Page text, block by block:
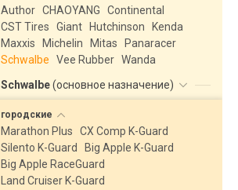
Author CHAOYANG
Continental
CST Tires
Giant Hutchinson
Kenda
Maxxis
Michelin Mitas
Panaracer
Schwalbe
Vee Rubber Wanda
Schwalbe(основное назначение)
городские
Marathon Plus
CX Comp K-Guard
Silento K-Guard
Big Apple K-Guard
Big Apple RaceGuard
Land Cruiser K-Guard